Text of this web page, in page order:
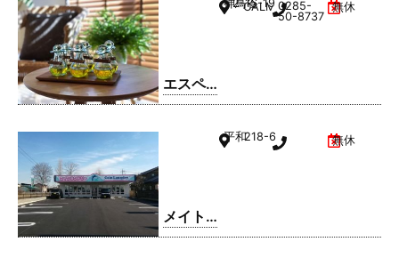
エスペ
ランサ
神鳥谷
2-15-19
CALMひととのやA棟
0285-
50-8737
無休
メイト
ドリー
平和218-6 無休